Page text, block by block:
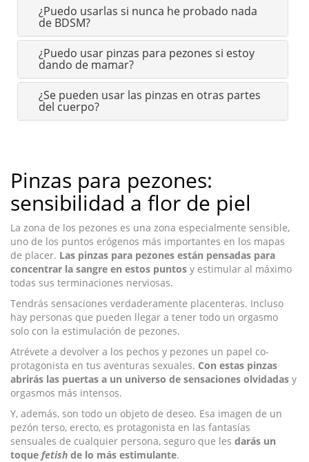
¿Puedo usarlas si nunca he probado nada
de BDSM?
¿Puedo usar pinzas para pezones si estoy
dando de mamar?
¿Se pueden usar las pinzas en otras partes
del cuerpo?
Pinzas para pezones:
sensibilidad a flor de piel
La zona de los pezones es una zona especialmente sensible,
uno de los puntos erógenos más importantes en los mapas
de placer. Las pinzas para pezones están pensadas para
concentrar la sangre en estos puntos y estimular al máximo
todas sus terminaciones nerviosas.
Tendrás sensaciones verdaderamente placenteras. Incluso
hay personas que pueden llegar a tener todo un orgasmo
solo con la estimulación de pezones.
Atrévete a devolver a los pechos y pezones un papel co-
protagonista en tus aventuras sexuales. Con estas pinzas
abrirás las puertas a un universo de sensaciones olvidadas y
orgasmos más intensos.
Y, además, son todo un objeto de deseo. Esa imagen de un
pezón terso, erecto, es protagonista en las fantasías
sensuales de cualquier persona, seguro que les darás un
toque fetish de lo más estimulante.